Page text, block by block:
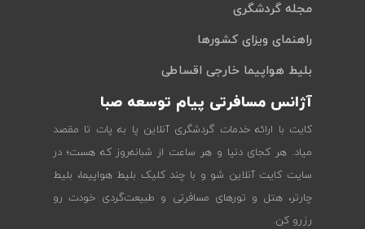
مجله گردشگری
راهنمای ویزای کشورها
بلیط هواپیما خارجی اقساطی
آژانس مسافرتی پیام توسعه صبا
کایت با ارائه خدمات گردشگری آنلاین پا به پات تا مقصد
میاد. هر کجای دنیا و هر ساعت از شبانه‌روز که هست؛ در
سایت کایت آنلاین شو و با چند کلیک بلیط هواپیما، بلیط
چارتر، هتل و تورهای مسافرتی و طبیعت‌گردی خودت رو
رزرو کن.